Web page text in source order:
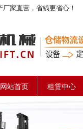
家直营，省钱更省心！
网站首页 租赁中心